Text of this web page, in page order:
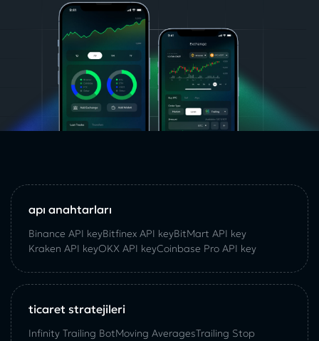
api anahtarları
Binance API keyBitfinex API keyBitMart API key
Kraken API keyOKX API keyCoinbase Pro API key
ticaret stratejileri
Infinity Trailing BotMoving AveragesTrailing Stop